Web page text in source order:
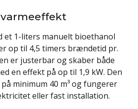
et 1-liters manuelt bioethanol
op til 4,5 timers brændetid pr.
er justerbar og skaber både
en effekt på op til 1,9 kW. Den
minimum 40 m³ og fungerer
eller fast installation.